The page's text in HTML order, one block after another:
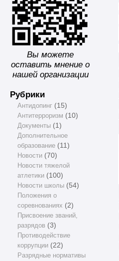
Вы можете
оставить мнение о
нашей организации
Рубрики
Антидопинг(15)
Антитерроризм (10)
Документы(1)
Дополнительное
образование(11)
Новости(70)
Новости тяжелой
атлетики(100)
Новости школы(54)
Положения о
соревнованиях (2)
Присвоение званий,
разрядов (3)
Противодействие
коррупции(22)
Разрядные нормативы